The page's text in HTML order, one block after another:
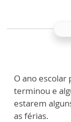
O ano escolar
terminou e
estarem
as férias.